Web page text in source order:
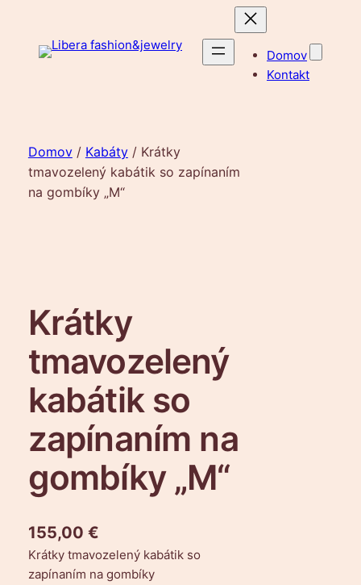
obsah
Domov
Kontakt
Domov/ Kabáty/ Krátky
tmavozelený kabátik so zapínaním
na gombíky „M“
Krátky
tmavozelený
kabátik so
zapínaním na
gombíky „M“
155,00 €
Krátky tmavozelený kabátik so
zapínaním na gombíky